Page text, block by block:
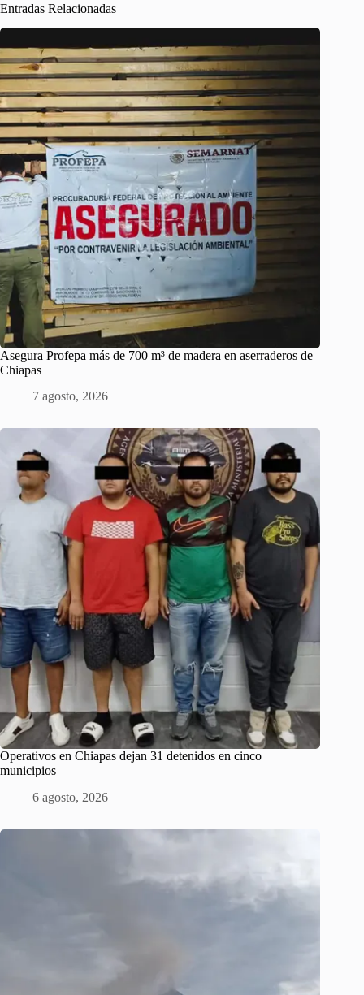
Entradas Relacionadas
Asegura Profepa más de 700 m³ de madera en aserraderos de
Chiapas
7 agosto, 2026
Operativos en Chiapas dejan 31 detenidos en cinco
municipios
6 agosto, 2026